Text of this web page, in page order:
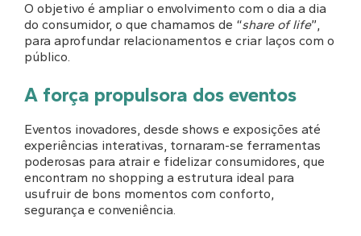
O objetivo é ampliar o envolvimento com o dia a dia
do consumidor, o que chamamos de “share of life”,
para aprofundar relacionamentos e criar laços com o
público.
A força propulsora dos eventos
Eventos inovadores, desde shows e exposições até
experiências interativas, tornaram-se ferramentas
poderosas para atrair e fidelizar consumidores, que
encontram no shopping a estrutura ideal para
usufruir de bons momentos com conforto,
segurança e conveniência.